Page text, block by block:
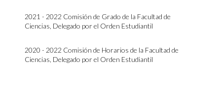
2021 - 2022 Comisión de Grado de la Facultad de
Ciencias, Delegado por el Orden Estudiantil
2020 - 2022 Comisión de Horarios de la Facultad de
Ciencias, Delegado por el Orden Estudiantil